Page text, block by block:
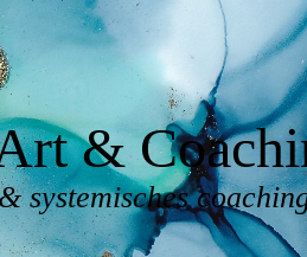
&
systemisches